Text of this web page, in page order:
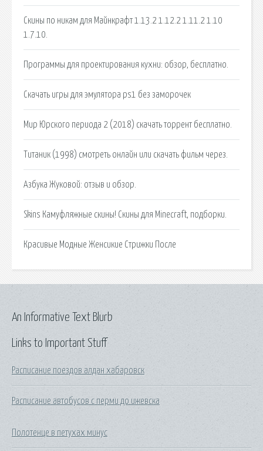
Скины по никам для Майнкрафт 1.13.2 1.12.2 1.11.2 1.10
1.7.10.
Программы для проектирования кухни: обзор, бесплатно.
Скачать игры для эмулятора ps1 без заморочек
Мир Юрского периода 2 (2018) скачать торрент бесплатно.
Титаник (1998) смотреть онлайн или скачать фильм через.
Азбука Жуковой: отзыв и обзор.
Skins Камуфляжные скины! Скины для Minecraft, подборки.
Красивые Модные Женсикие Стрижки После
Links to Important Stuff
Расписание поездов алдан хабаровск
Расписание автобусов с перми до ижевска
Полотенце в петухах минус
An Informative Text Blurb